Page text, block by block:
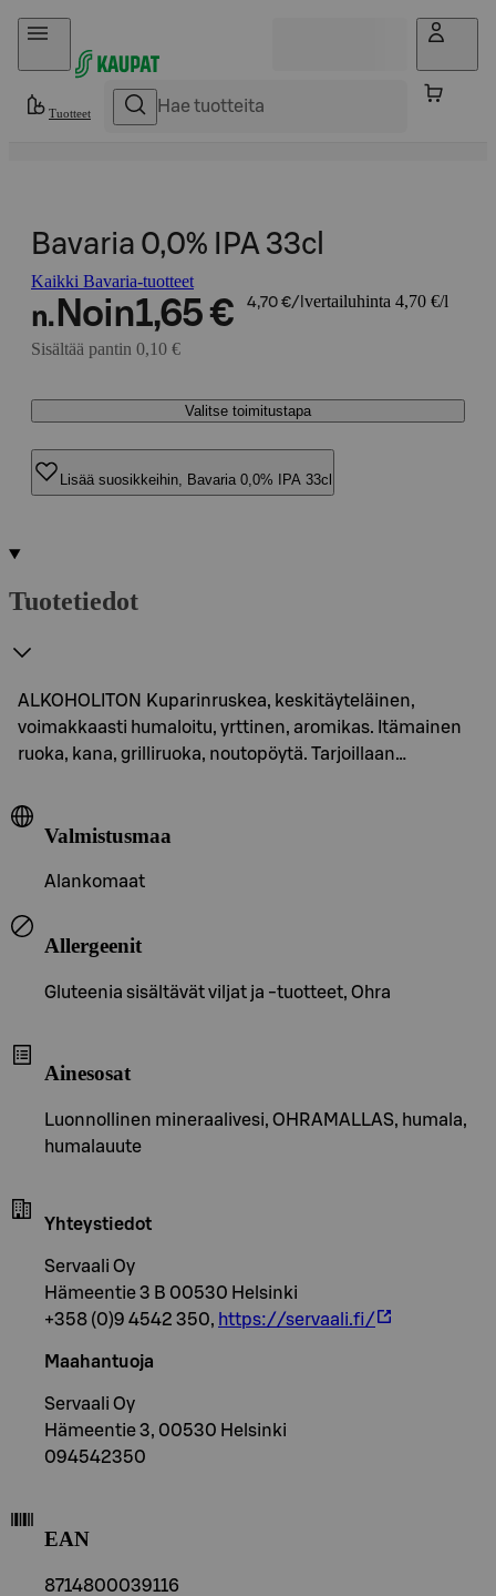
Hyppää sisältöön
Tuotteet
Bavaria 0,0% IPA 33cl
Kaikki Bavaria-tuotteet
n. Noin1,65 € 4,70 €/l vertailuhinta 4,70 €/l
Sisältää pantin 0,10 €
Valitse toimitustapa
Lisää suosikkeihin, Bavaria 0,0% IPA 33cl
Tuotetiedot
ALKOHOLITON Kuparinruskea, keskitäyteläinen,
voimakkaasti humaloitu, yrttinen, aromikas. Itämainen
ruoka, kana, grilliruoka, noutopöytä. Tarjoillaan…
Valmistusmaa
Alankomaat
Allergeenit
Gluteenia sisältävät viljat ja -tuotteet, Ohra
Ainesosat
Luonnollinen mineraalivesi, OHRAMALLAS, humala,
humalauute
Yhteystiedot
Servaali Oy
Hämeentie 3 B 00530 Helsinki
+358 (0)9 4542 350, https://servaali.fi/
Maahantuoja
Servaali Oy
Hämeentie 3, 00530 Helsinki
094542350
EAN
8714800039116